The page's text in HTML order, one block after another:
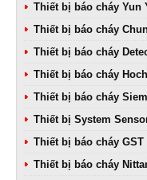
Thiết bị báo cháy Yun
Thiết bị báo cháy
Thiết bị báo cháy
Thiết bị báo cháy
Thiết bị báo cháy
Thiết bị System
Thiết bị báo cháy GST
Thiết bị báo cháy